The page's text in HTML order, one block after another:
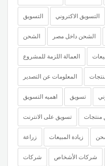
التسويق التسويق الاكتروني
الشحن الشحن داخل مصر
العمالة اللزمة للمشروع
المعلومات عن التصدير
اهميه التسويق تسويق
تسويق على الانترنت منتجات
زراعة زيادة المبيعات
شركات شركات الأشخاص